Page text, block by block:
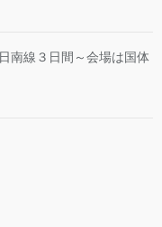
南線３日間～会場は国体